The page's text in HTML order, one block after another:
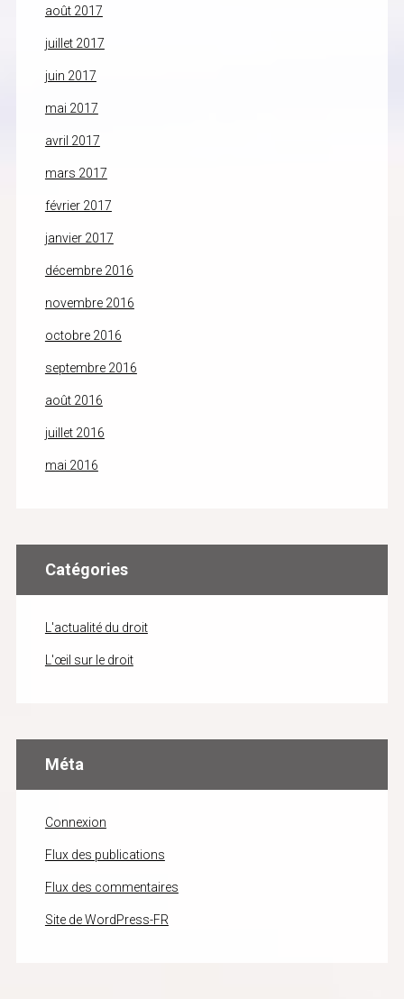
août 2017
juillet 2017
juin 2017
mai 2017
avril 2017
mars 2017
février 2017
janvier 2017
décembre 2016
novembre 2016
octobre 2016
septembre 2016
août 2016
juillet 2016
mai 2016
Catégories
L'actualité du droit
L'œil sur le droit
Méta
Connexion
Flux des publications
Flux des commentaires
Site de WordPress-FR